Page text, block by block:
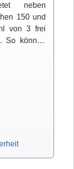
neben
150 und
von 3 frei
So können
Ein
gibt
PTC-
Durch